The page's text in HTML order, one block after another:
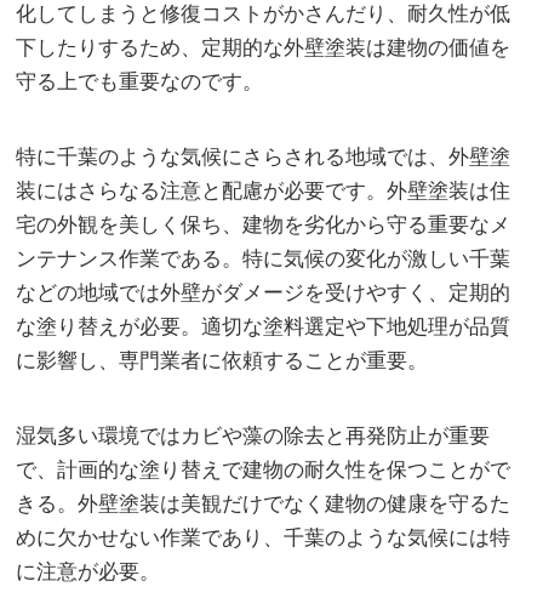
化してしまうと修復コストがかさんだり、耐久性が低
下したりするため、定期的な外壁塗装は建物の価値を
守る上でも重要なのです。
特に千葉のような気候にさらされる地域では、外壁塗
装にはさらなる注意と配慮が必要です。外壁塗装は住
宅の外観を美しく保ち、建物を劣化から守る重要なメ
ンテナンス作業である。特に気候の変化が激しい千葉
などの地域では外壁がダメージを受けやすく、定期的
な塗り替えが必要。適切な塗料選定や下地処理が品質
に影響し、専門業者に依頼することが重要。
湿気多い環境ではカビや藻の除去と再発防止が重要
で、計画的な塗り替えで建物の耐久性を保つことがで
きる。外壁塗装は美観だけでなく建物の健康を守るた
めに欠かせない作業であり、千葉のような気候には特
に注意が必要。